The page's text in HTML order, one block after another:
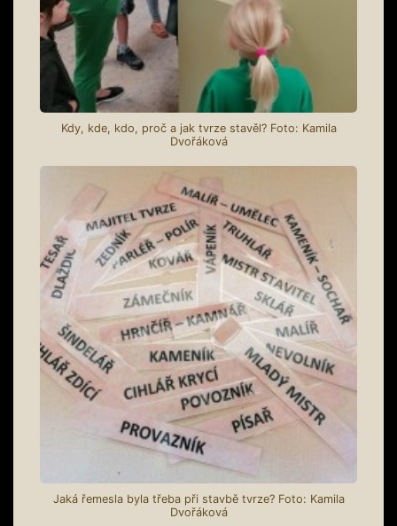
Kdy, kde, kdo, proč a jak tvrze stavěl? Foto: Kamila
Dvořáková
Jaká řemesla byla třeba při stavbě tvrze? Foto: Kamila
Dvořáková